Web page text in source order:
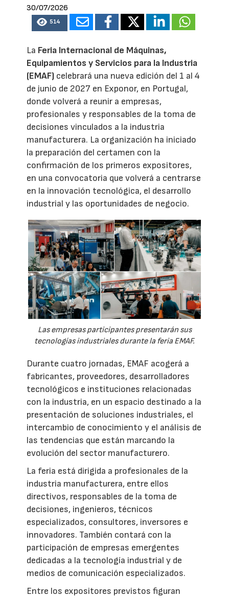
30/07/2026
514
La Feria Internacional de Máquinas,
Equipamientos y Servicios para la Industria
(EMAF) celebrará una nueva edición del 1 al 4
de junio de 2027 en Exponor, en Portugal,
donde volverá a reunir a empresas,
profesionales y responsables de la toma de
decisiones vinculados a la industria
manufacturera. La organización ha iniciado
la preparación del certamen con la
confirmación de los primeros expositores,
en una convocatoria que volverá a centrarse
en la innovación tecnológica, el desarrollo
industrial y las oportunidades de negocio.
Las empresas participantes presentarán sus
tecnologías industriales durante la feria EMAF.
Durante cuatro jornadas, EMAF acogerá a
fabricantes, proveedores, desarrolladores
tecnológicos e instituciones relacionadas
con la industria, en un espacio destinado a la
presentación de soluciones industriales, el
intercambio de conocimiento y el análisis de
las tendencias que están marcando la
evolución del sector manufacturero.
La feria está dirigida a profesionales de la
industria manufacturera, entre ellos
directivos, responsables de la toma de
decisiones, ingenieros, técnicos
especializados, consultores, inversores e
innovadores. También contará con la
participación de empresas emergentes
dedicadas a la tecnología industrial y de
medios de comunicación especializados.
Entre los expositores previstos figuran